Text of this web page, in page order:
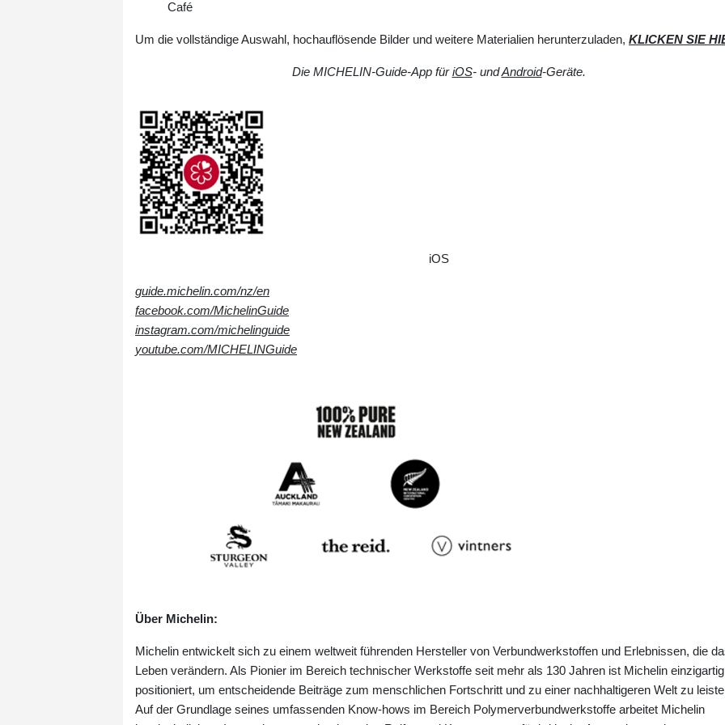
Café
Um die vollständige Auswahl, hochauflösende Bilder und weitere Materialien herunterzuladen, KLICKEN SIE
Die MICHELIN-Guide-App füriOS- undAndroid-Geräte.
iOS
guide.michelin.com/nz/en
facebook.com/MichelinGuide
instagram.com/michelinguide
youtube.com/MICHELINGuide
Über Michelin:
Michelin entwickelt sich zu einem weltweit führenden Hersteller von Verbundwerkstoffen und Erlebnissen, die
Leben verändern. Als Pionier im Bereich technischer Werkstoffe seit mehr als 130 Jahren ist Michelin einzigartig
positioniert, um entscheidende Beiträge zum menschlichen Fortschritt und zu einer nachhaltigeren Welt zu
Auf der Grundlage seines umfassenden Know-hows im Bereich Polymerverbundwerkstoffe arbeitet Michelin